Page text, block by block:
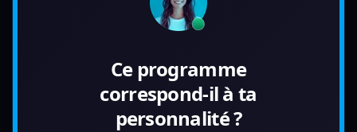
Ce programme
correspond-il à ta
personnalité ?